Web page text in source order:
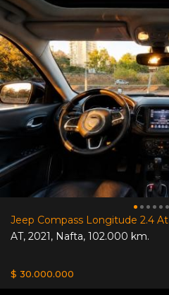
Jeep Compass Longitude 2.4 At
AT, 2021, Nafta, 102.000 km.
$ 30.000.000